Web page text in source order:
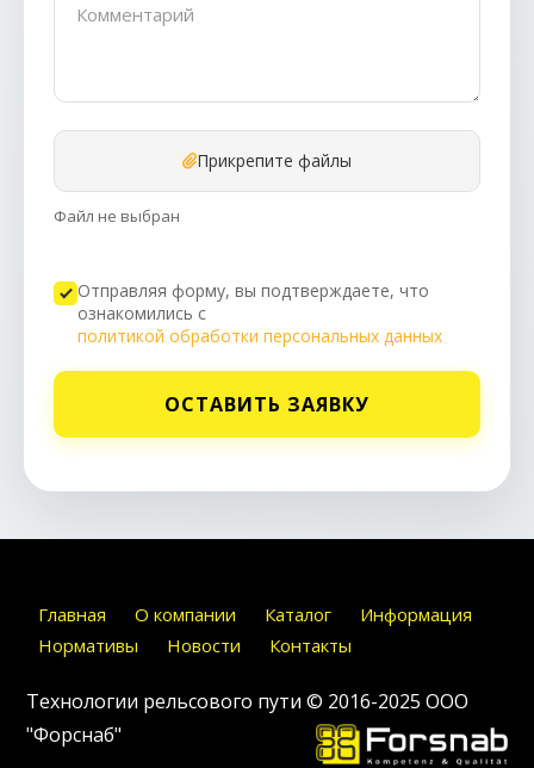
Прикрепите файлы
Файл не выбран
Отправляя форму, вы подтверждаете, что
ознакомились с
политикой обработки персональных данных
ОСТАВИТЬ ЗАЯВКУ
Главная О компании Каталог
Информация
Нормативы
Новости Контакты
Технологии рельсового пути © 2016-2025ООО
"Форснаб"